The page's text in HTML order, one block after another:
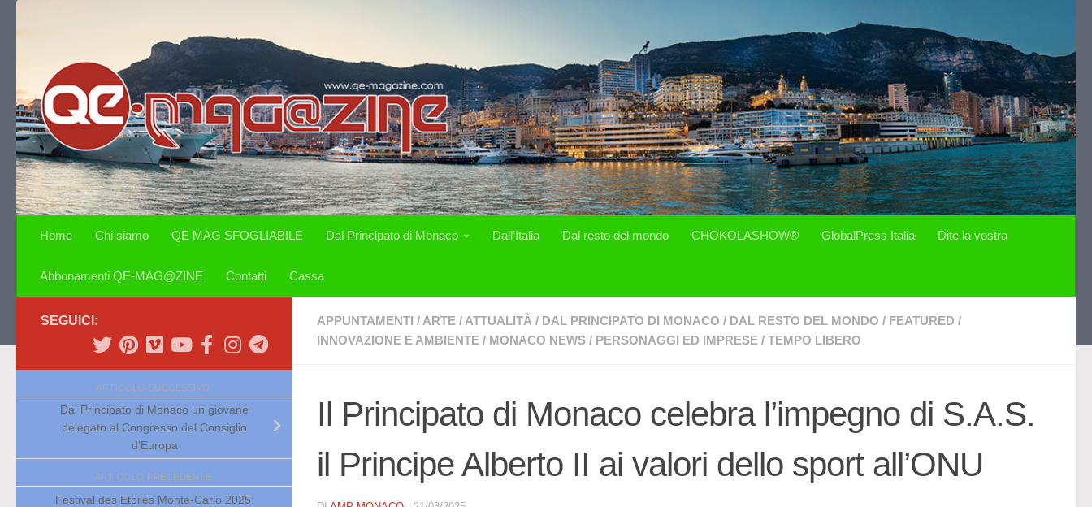
Home Chi siamo QE MAG SFOGLIABILE Dal Principato di Monaco Dall’Italia Dal resto del mondo CHOKOLASHOW® GlobalPress Italia Dite la vostra
Abbonamenti QE-MAG@ZINE Contatti Cassa
APPUNTAMENTI / ARTE / ATTUALITÀ / DAL PRINCIPATO DI MONACO / DAL RESTO DEL MONDO / FEATURED /
INNOVAZIONE E AMBIENTE / MONACO NEWS / PERSONAGGI ED IMPRESE / TEMPO LIBERO
Il Principato di Monaco celebra l’impegno di S.A.S.
il Principe Alberto II ai valori dello sport all’ONU
SEGUICI:
ARTICOLO SUCCESSIVO
Dal Principato di Monaco un giovane
delegato al Congresso del Consiglio
d’Europa
ARTICOLO PRECEDENTE
Festival des Etoilés Monte-Carlo 2025: